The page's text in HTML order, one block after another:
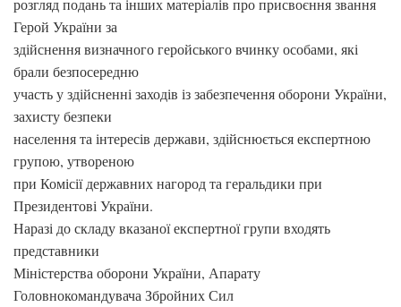
розгляд подань та інших матеріалів про присвоєння звання
Герой України за
здійснення визначного геройського вчинку особами, які
брали безпосередню
участь у здійсненні заходів із забезпечення оборони України,
захисту безпеки
населення та інтересів держави, здійснюється експертною
групою, утвореною
при Комісії державних нагород та геральдики при
Президентові України.
Наразі до складу вказаної експертної групи входять
представники
Міністерства оборони України, Апарату
Головнокомандувача Збройних Сил